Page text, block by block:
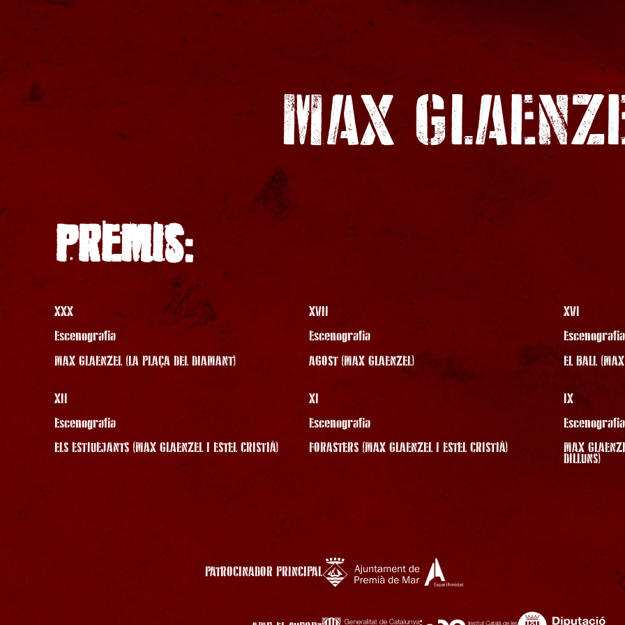
MAX
PREMIS:
XXX
Escenografia
MAX GLAENZEL (LA PLAÇA DEL DIAMANT)
XVII
Escenografia
AGOST (MAX GLAENZEL)
XVI
Escenografia
EL BALL
XII
Escenografia
ELS ESTIUEJANTS (MAX GLAENZEL I ESTEL CRISTIÀ)
XI
Escenografia
FORASTERS (MAX GLAENZEL I ESTEL CRISTIÀ)
IX
Escenografia
MAX
DILLUNS)
PATROCINADOR PRINCIPAL